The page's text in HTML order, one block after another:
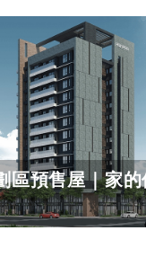
區預售屋｜家